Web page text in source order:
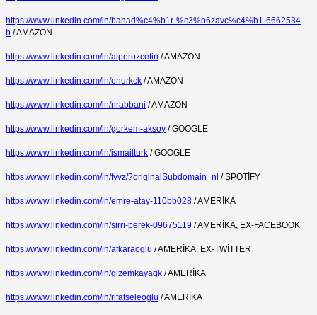
https://www.linkedin.com/in/bahad%c4%b1r-%c3%b6zavc%c4%b1-6662534
b / AMAZON
https://www.linkedin.com/in/alperozcetin / AMAZON
https://www.linkedin.com/in/onurkck / AMAZON
https://www.linkedin.com/in/nrabbani / AMAZON
https://www.linkedin.com/in/gorkem-aksoy / GOOGLE
https://www.linkedin.com/in/ismailturk / GOOGLE
https://www.linkedin.com/in/fyvz/?originalSubdomain=nl / SPOTİFY
https://www.linkedin.com/in/emre-atay-110bb028 / AMERİKA
https://www.linkedin.com/in/sirri-perek-09675119 / AMERİKA, EX-FACEBOOK
https://www.linkedin.com/in/afkaraoglu / AMERİKA, EX-TWİTTER
https://www.linkedin.com/in/gizemkayagk / AMERİKA
https://www.linkedin.com/in/rifatseleoglu / AMERİKA